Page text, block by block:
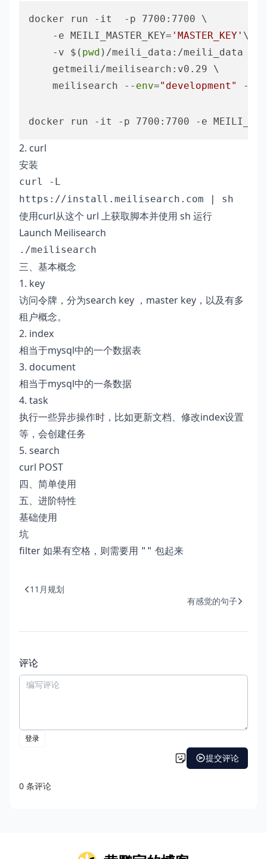
docker run -it  -p 7700:7700 \
    -e MEILI_MASTER_KEY=
'MASTER_KEY' \
    -v $(
pwd )/meili_data:/meili_data \
    getmeili/meilisearch:v0.29 \
    meilisearch --
env="development" --
docker run -it -p 7700:7700 -e
2. curl
安装
curl -L
https://install.meilisearch.com | sh
使用curl从这个 url 上获取脚本并使用 sh 运行
Launch Meilisearch
./meilisearch
三、基本概念
1. key
访问令牌，分为search key ，master key，以及有多
租户概念。
2. index
相当于mysql中的一个数据表
3. document
相当于mysql中的一条数据
4. task
执行一些异步操作时，比如更新文档、修改index设置
等，会创建任务
5. search
curl POST
四、简单使用
五、进阶特性
基础使用
坑
filter 如果有空格，则需要用 "" 包起来
11月规划
有感觉的句子
评论